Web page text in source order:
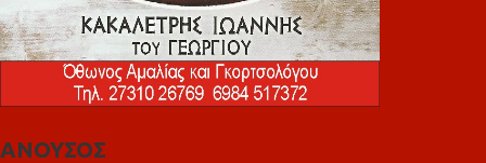
ΑΝΟΥΣΟΣ